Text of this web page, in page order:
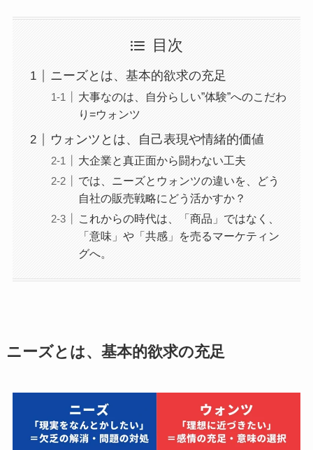
目次
ニーズとは、基本的欲求の充足
大事なのは、自分らしい”体験”へのこだわ
り=ウォンツ
ウォンツとは、自己表現や情緒的価値
大企業と真正面から闘わない工夫
では、ニーズとウォンツの違いを、どう
自社の販売戦略にどう活かすか？
これからの時代は、「商品」ではなく、
「意味」や「共感」を売るマーケティン
グへ。
ニーズとは、基本的欲求の充足